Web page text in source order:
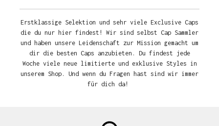
Erstklassige Selektion und sehr viele Exclusive Caps
die du nur hier findest! Wir sind selbst Cap Sammler
und haben unsere Leidenschaft zur Mission gemacht um
dir die besten Caps anzubieten. Du findest jede
Woche viele neue limitierte und exklusive Styles in
unserem Shop. Und wenn du Fragen hast sind wir immer
für dich da!